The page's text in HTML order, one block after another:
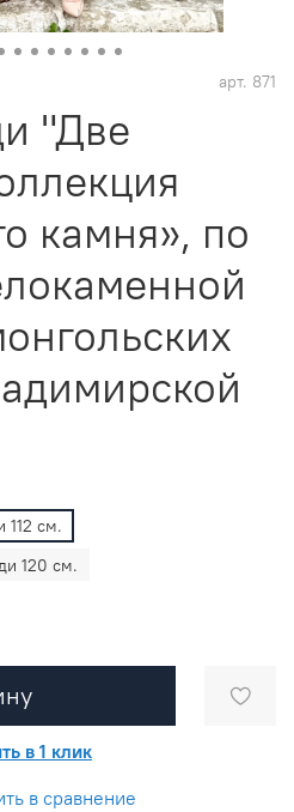
арт. 871
"Две
камня», по
112 см.
120 см.
в 1 клик
в сравнение